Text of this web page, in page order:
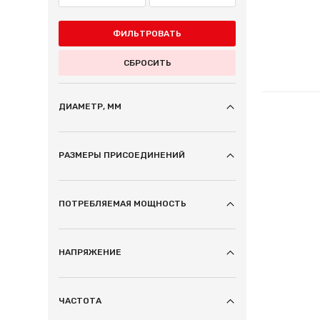
ФИЛЬТРОВАТЬ
СБРОСИТЬ
ДИАМЕТР, ММ
РАЗМЕРЫ ПРИСОЕДИНЕНИЙ
ПОТРЕБЛЯЕМАЯ МОЩНОСТЬ
НАПРЯЖЕНИЕ
ЧАСТОТА